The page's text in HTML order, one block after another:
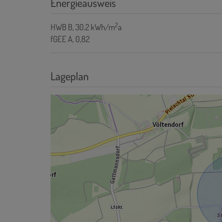
HWBB, 30.2 kWh/m2a
fGEEA, 0,82
Lageplan